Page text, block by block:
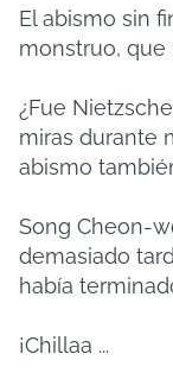
El abismo sin
monstruo, que
¿Fue
miras durante
abismo
Song Cheon-
demasiado
había
¡Chillaa ...